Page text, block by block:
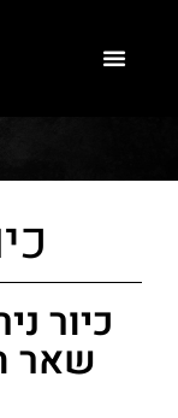
כיור
שאר